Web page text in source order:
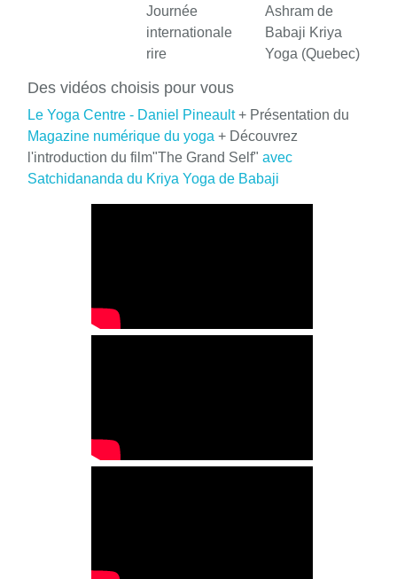
Journée
internationale
rire
Ashram de
Babaji Kriya
Yoga (Quebec)
Des vidéos choisis pour vous
Le Yoga Centre - Daniel Pineault+ Présentation du
Magazine numérique du yoga + Découvrez
l'introduction du film"The Grand Self" avec
Satchidananda du Kriya Yoga de Babaji